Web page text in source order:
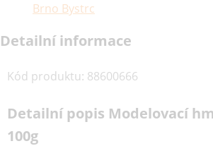
Brno Bystrc
Detailní informace
Kód produktu: 88600666
Detailní popis Modelovací
100g